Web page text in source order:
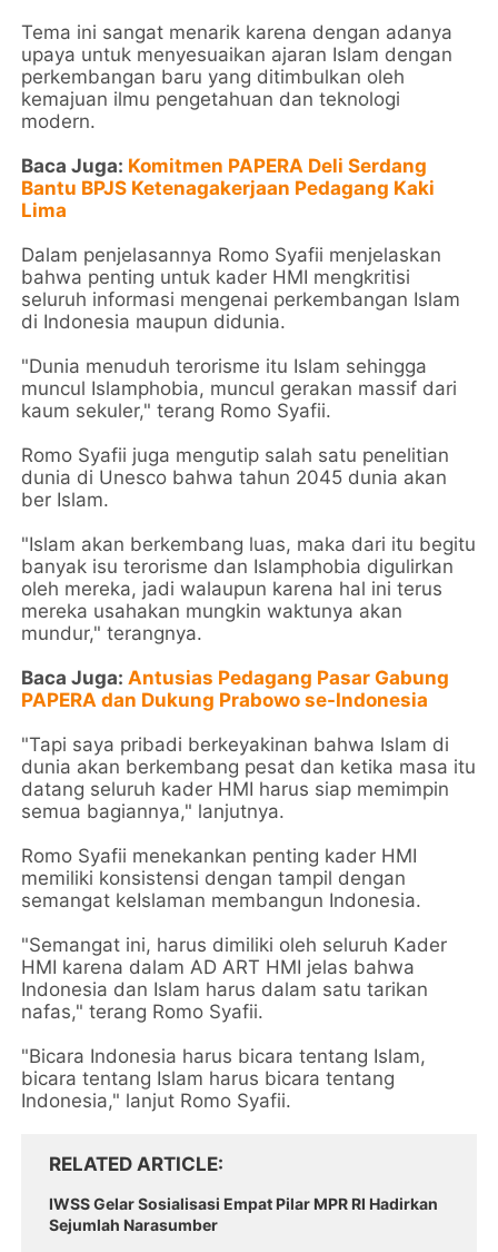
Tema ini sangat menarik karena dengan adanya
upaya untuk menyesuaikan ajaran Islam dengan
perkembangan baru yang ditimbulkan oleh
kemajuan ilmu pengetahuan dan teknologi
modern.
Baca Juga: Komitmen PAPERA Deli Serdang
Bantu BPJS Ketenagakerjaan Pedagang Kaki
Lima
Dalam penjelasannya Romo Syafii menjelaskan
bahwa penting untuk kader HMI mengkritisi
seluruh informasi mengenai perkembangan Islam
di Indonesia maupun didunia.
"Dunia menuduh terorisme itu Islam sehingga
muncul Islamphobia, muncul gerakan massif dari
kaum sekuler," terang Romo Syafii.
Romo Syafii juga mengutip salah satu penelitian
dunia di Unesco bahwa tahun 2045 dunia akan
ber Islam.
"Islam akan berkembang luas, maka dari itu begitu
banyak isu terorisme dan Islamphobia digulirkan
oleh mereka, jadi walaupun karena hal ini terus
mereka usahakan mungkin waktunya akan
mundur," terangnya.
Baca Juga:Antusias Pedagang Pasar Gabung
PAPERA dan Dukung Prabowo se-Indonesia
"Tapi saya pribadi berkeyakinan bahwa Islam di
dunia akan berkembang pesat dan ketika masa itu
datang seluruh kader HMI harus siap memimpin
semua bagiannya," lanjutnya.
Romo Syafii menekankan penting kader HMI
memiliki konsistensi dengan tampil dengan
semangat keIslaman membangun Indonesia.
"Semangat ini, harus dimiliki oleh seluruh Kader
HMI karena dalam AD ART HMI jelas bahwa
Indonesia dan Islam harus dalam satu tarikan
nafas," terang Romo Syafii.
"Bicara Indonesia harus bicara tentang Islam,
bicara tentang Islam harus bicara tentang
Indonesia," lanjut Romo Syafii.
RELATED ARTICLE
IWSS Gelar Sosialisasi Empat Pilar MPR RI Hadirkan
Sejumlah Narasumber